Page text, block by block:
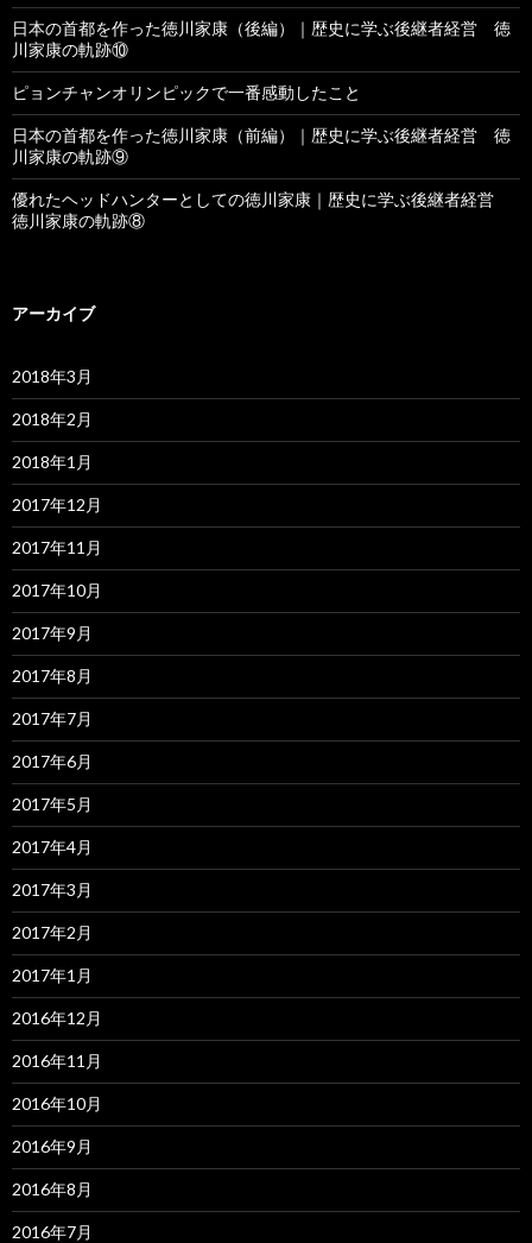
日本の首都を作った徳川家康（後編）｜歴史に学ぶ後継者経営 徳
川家康の軌跡⑩
ピョンチャンオリンピックで一番感動したこと
日本の首都を作った徳川家康（前編）｜歴史に学ぶ後継者経営 徳
川家康の軌跡⑨
優れたヘッドハンターとしての徳川家康｜歴史に学ぶ後継者経営
徳川家康の軌跡⑧
アーカイブ
2018年3月
2018年2月
2018年1月
2017年12月
2017年11月
2017年10月
2017年9月
2017年8月
2017年7月
2017年6月
2017年5月
2017年4月
2017年3月
2017年2月
2017年1月
2016年12月
2016年11月
2016年10月
2016年9月
2016年8月
2016年7月